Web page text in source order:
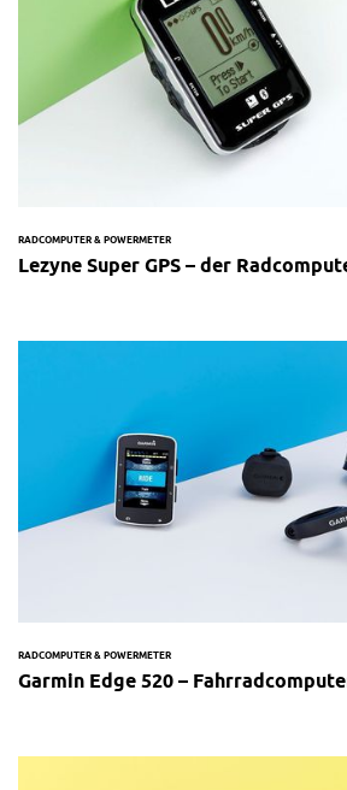
RADCOMPUTER & POWERMETER
Lezyne Super GPS – der
RADCOMPUTER & POWERMETER
Garmin Edge 520 –